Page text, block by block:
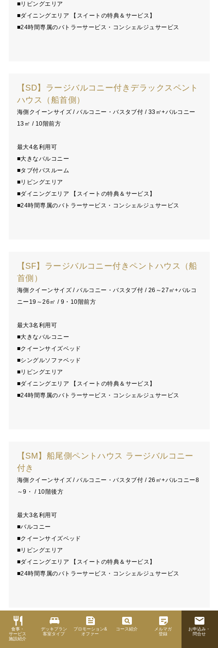
restaurant
食事・
サービス
施設紹介
king_bed
デッキプラン
客室タイプ
feed
プロモーション&
オファー
pageview
コース紹介
sticky_note_2
メルマガ
登録
email
お申込み・
問合せ
■リビングエリア
■ダイニングエリア 【スイートの特典＆サービス】
■24時間専属のバトラーサービス・コンシェルジュサービス
【SD】ラージバルコニー付きデラックスペント
ハウス（船首側）
海側クイーンサイズ / バルコニー・バスタブ付 / 33㎡+バルコニー
13㎡ / 10階前方
最大4名利用可
■大きなバルコニー
■タブ付バスルーム
■リビングエリア
■ダイニングエリア 【スイートの特典＆サービス】
■24時間専属のバトラーサービス・コンシェルジュサービス
【SF】ラージバルコニー付きペントハウス（船
首側）
海側クイーンサイズ / バルコニー・バスタブ付 / 26～27㎡+バルコ
ニー19～26㎡ / 9・10階前方
最大3名利用可
■大きなバルコニー
■クイーンサイズベッド
■シングルソファベッド
■リビングエリア
■ダイニングエリア 【スイートの特典＆サービス】
■24時間専属のバトラーサービス・コンシェルジュサービス
【SM】船尾側ペントハウス ラージバルコニー
付き
海側クイーンサイズ / バルコニー・バスタブ付 / 26㎡+バルコニー8
～9・ / 10階後方
最大3名利用可
■バルコニー
■クイーンサイズベッド
■リビングエリア
■ダイニングエリア 【スイートの特典＆サービス】
■24時間専属のバトラーサービス・コンシェルジュサービス
【SN】バルコニー付きペントハウス（船尾側）